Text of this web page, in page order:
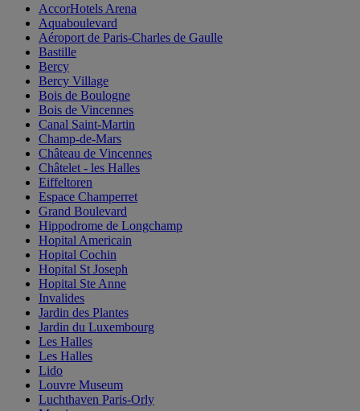
AccorHotels Arena
Aquaboulevard
Aéroport de Paris-Charles de Gaulle
Bastille
Bercy
Bercy Village
Bois de Boulogne
Bois de Vincennes
Canal Saint-Martin
Champ-de-Mars
Château de Vincennes
Châtelet - les Halles
Eiffeltoren
Espace Champerret
Grand Boulevard
Hippodrome de Longchamp
Hopital Americain
Hopital Cochin
Hopital St Joseph
Hopital Ste Anne
Invalides
Jardin des Plantes
Jardin du Luxembourg
Les Halles
Les Halles
Lido
Louvre Museum
Luchthaven Paris-Orly